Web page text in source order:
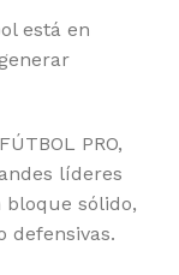
está en
PRO,
líderes
sólido,
defensivas.